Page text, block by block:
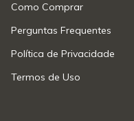
Como Comprar
Perguntas Frequentes
Política de Privacidade
Termos de Uso